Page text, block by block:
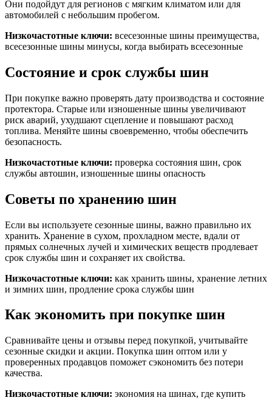
Они подойдут для регионов с мягким климатом или для
автомобилей с небольшим пробегом.
Низкочастотные ключи: всесезонные шины преимущества,
всесезонные шины минусы, когда выбирать всесезонные
Состояние и срок службы шин
При покупке важно проверять дату производства и состояние
протектора. Старые или изношенные шины увеличивают
риск аварий, ухудшают сцепление и повышают расход
топлива. Меняйте шины своевременно, чтобы обеспечить
безопасность.
Низкочастотные ключи: проверка состояния шин, срок
службы автошин, изношенные шины опасность
Советы по хранению шин
Если вы используете сезонные шины, важно правильно их
хранить. Хранение в сухом, прохладном месте, вдали от
прямых солнечных лучей и химических веществ продлевает
срок службы шин и сохраняет их свойства.
Низкочастотные ключи: как хранить шины, хранение летних
и зимних шин, продление срока службы шин
Как экономить при покупке шин
Сравнивайте цены и отзывы перед покупкой, учитывайте
сезонные скидки и акции. Покупка шин оптом или у
проверенных продавцов поможет сэкономить без потери
качества.
Низкочастотные ключи: экономия на шинах, где купить